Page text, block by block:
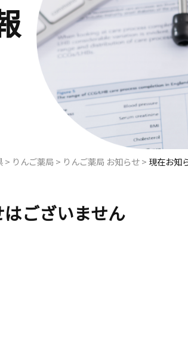
> りんご薬局 > りんご薬局 お知らせ>現在お知
ございません